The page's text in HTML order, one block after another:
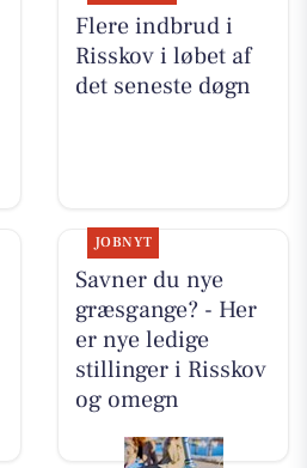
Flere indbrud i
Risskov i løbet af
det seneste døgn
JOBNYT
Savner du nye
græsgange? - Her
er nye ledige
stillinger i Risskov
og omegn